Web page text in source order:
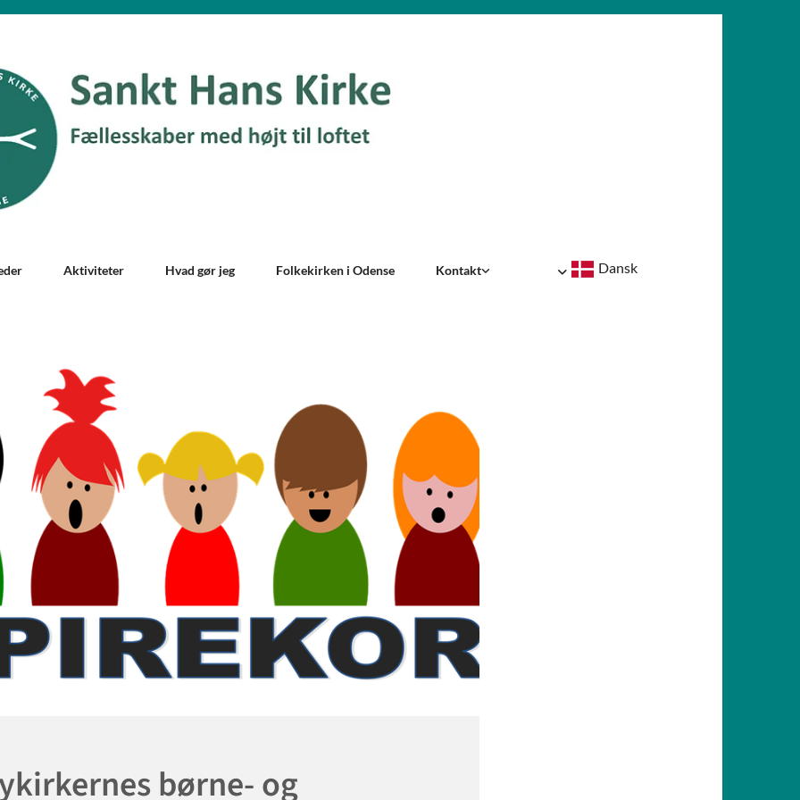
Aktiviteter Hvad gør jeg Folkekirken i Odense Kontakt Dansk
børne- og